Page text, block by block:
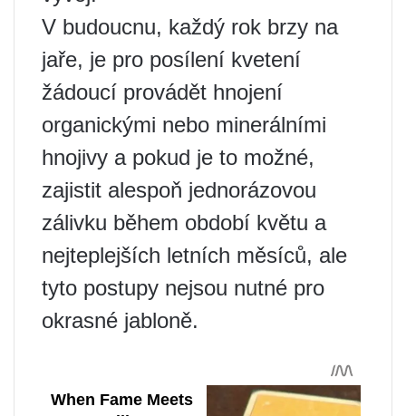
V budoucnu, každý rok brzy na
jaře, je pro posílení kvetení
žádoucí provádět hnojení
organickými nebo minerálními
hnojivy a pokud je to možné,
zajistit alespoň jednorázovou
zálivku během období květu a
nejteplejších letních měsíců, ale
tyto postupy nejsou nutné pro
okrasné jabloně.